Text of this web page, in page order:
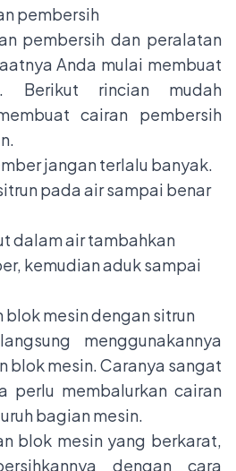
pembersih
pembersih dan peralatan
Anda mulai membuat
Berikut rincian mudah
cairan pembersih
jangan terlalu banyak.
pada air sampai benar
dalam air tambahkan
kemudian aduk sampai
mesin dengan sitrun
menggunakannya
blok mesin. Caranya sangat
perlu membalurkan cairan
bagian mesin.
blok mesin yang berkarat,
dengan cara